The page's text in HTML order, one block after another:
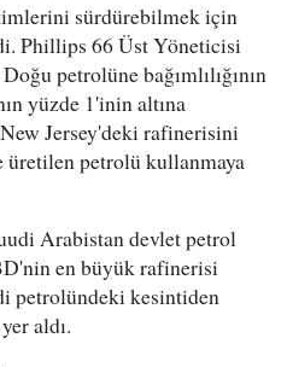
sürdürebilmek için
Phillips 66 Üst Yöneticisi
petrolüne bağımlılığının
yüzde 1'inin altına
Jersey'deki rafinerisini
üretilen petrolü kullanmaya
Arabistan devlet petrol
en büyük rafinerisi
petrolündeki kesintiden
aldı.